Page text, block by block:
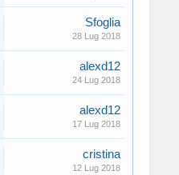
Sfoglia
28 Lug 2018
alexd12
24 Lug 2018
alexd12
17 Lug 2018
cristina
12 Lug 2018